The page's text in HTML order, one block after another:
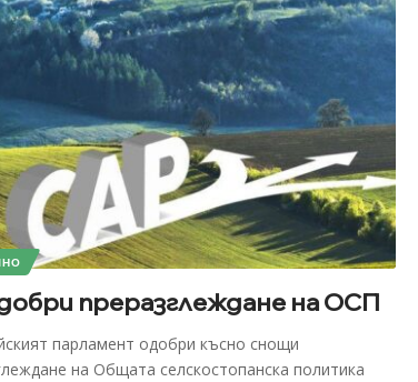
преразглеждане на ОСП
парламент одобри късно снощи
нa Общата селскостопанска политика